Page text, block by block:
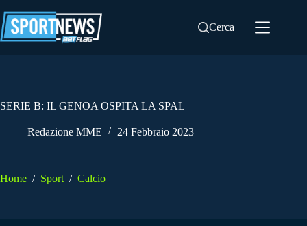
al
contenuto
Cerca
SERIE B: IL GENOA OSPITA LA SPAL
Redazione MME 24 Febbraio 2023
Home / Sport / Calcio